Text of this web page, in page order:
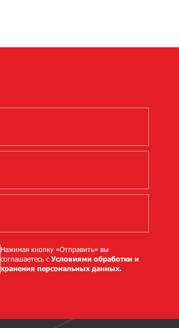
Нажимая кнопку «Отправить» вы
соглашаетесь сУсловиями обработки и
хранения персональных данных.